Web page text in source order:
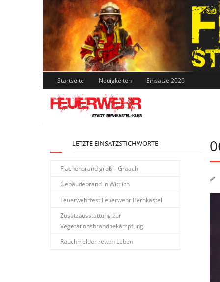
Skip
to
content
Startseite Neuigkeiten Einsätze 2026
LETZTE EINSATZSTICHWORTE
Flächenbrand groß – Graach
Gebäudebrand in Wittlich
Feuerwehrfest Feuerwehr Bernkastel
Zusatzausstattung zur
Vegetationsbrandbekämpfung
Rauchmelder retten Leben